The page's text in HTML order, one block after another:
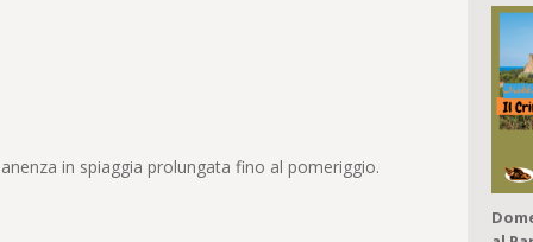
in spiaggia prolungata fino al pomeriggio.